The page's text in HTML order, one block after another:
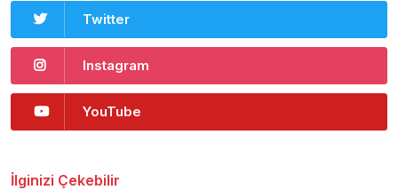
Twitter
Instagram
YouTube
İlginizi Çekebilir